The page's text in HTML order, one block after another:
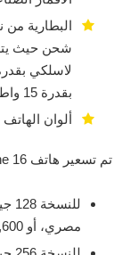
بقدرة 15 واط
ألوان
تم تسعير هاتف iPhone 16 كالتالي:
مصري، أو 3,600 ريال سعودي، أو 3,526 درهم إماراتي.